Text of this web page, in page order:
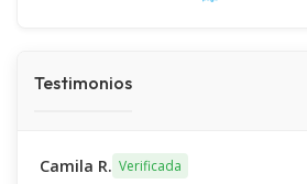
Testimonios
Camila R. Verificada